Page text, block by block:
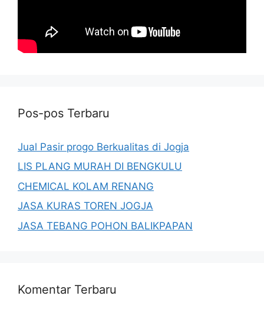
Pos-pos Terbaru
Jual Pasir progo Berkualitas di Jogja
LIS PLANG MURAH DI BENGKULU
CHEMICAL KOLAM RENANG
JASA KURAS TOREN JOGJA
JASA TEBANG POHON BALIKPAPAN
Komentar Terbaru